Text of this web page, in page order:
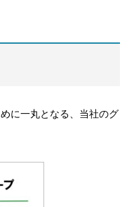
に一丸となる、当社のグ